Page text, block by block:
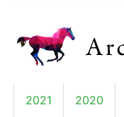
2021 2020